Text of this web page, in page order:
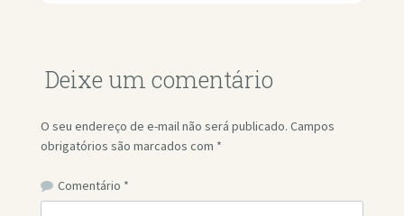
Deixe um comentário
O seu endereço de e-mail não será publicado. Campos
obrigatórios são marcados com *
Comentário *